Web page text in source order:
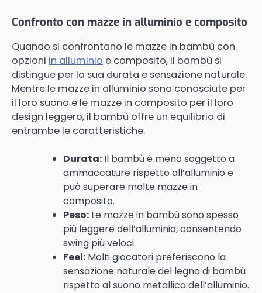
Confronto con mazze in alluminio e composito
Quando si confrontano le mazze in bambù con
opzioni in alluminio e composito, il bambù si
distingue per la sua durata e sensazione naturale.
Mentre le mazze in alluminio sono conosciute per
il loro suono e le mazze in composito per il loro
design leggero, il bambù offre un equilibrio di
entrambe le caratteristiche.
Durata: Il bambù è meno soggetto a
ammaccature rispetto all’alluminio e
può superare molte mazze in
composito.
Peso: Le mazze in bambù sono spesso
più leggere dell’alluminio, consentendo
swing più veloci.
Feel: Molti giocatori preferiscono la
sensazione naturale del legno di bambù
rispetto al suono metallico dell’alluminio.